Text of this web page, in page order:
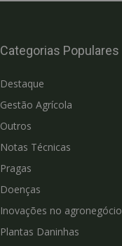
Categorias Populares
Destaque
Gestão Agrícola
Outros
Notas Técnicas
Pragas
Doenças
Inovações no agronegócio
Plantas Daninhas